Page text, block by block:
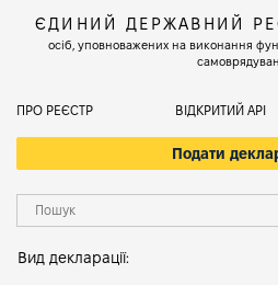
ЄДИНИЙ ДЕРЖАВНИЙ
осіб, уповноважених на виконання
ПРО РЕЄСТР ВІДКРИТИЙ АРІ
Подати
Вид декларації: